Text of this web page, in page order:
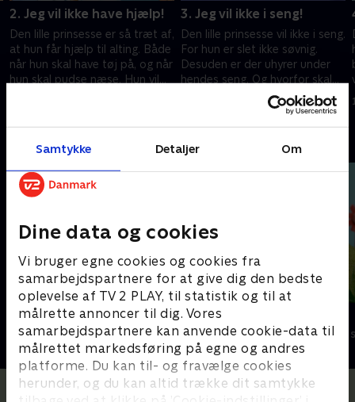
Samtykke Detaljer Om
Dine data og cookies
Vi bruger egne cookies og cookies fra
samarbejdspartnere for at give dig den bedste
oplevelse af TV 2 PLAY, til statistik og til at
målrette annoncer til dig. Vores
samarbejdspartnere kan anvende cookie-data til
målrettet markedsføring på egne og andres
platforme. Du kan til- og fravælge cookies
herunder, og du kan altid trække dit samtykke
2. Jeg vil ikke have hjælp!
Den lille prinsesse er så træt af,
at hun får hjælp til alting. Både
når hun skal have tøj på, og når
hun skal pudse næse. Hun vil
3. Jeg vil ikke i seng!
Den lille prinsesse vil ikke i seng.
For hun er slet ikke søvnig.
Desuden er der uhyrer under
hendes seng. Og hvorfor skal
hun også sove alene?
Andre så også
Stor & Lille
Børneserier • 1 sæsoner Børneserier • 1